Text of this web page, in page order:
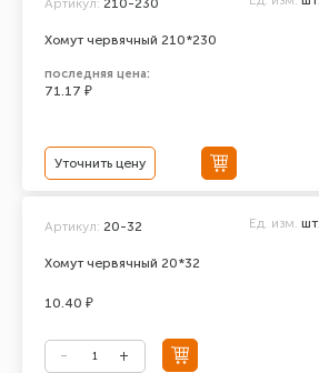
Хомут червячный 210*230
последняя цена:
71.17 ₽
Уточнить цену
Хомут червячный 20*32
Артикул: 20-32 Ед. изм. шт.
10.40 ₽